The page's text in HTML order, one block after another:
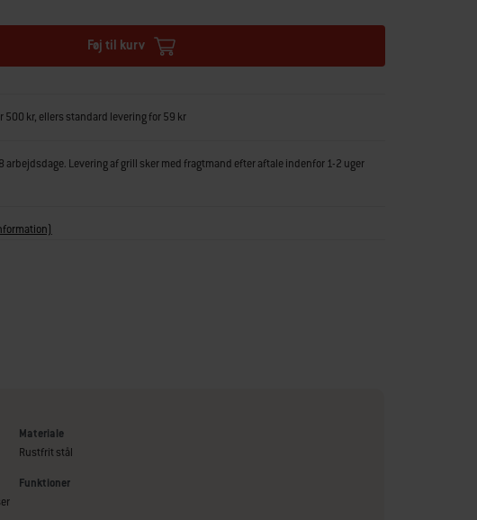
Føj til kurv
500 kr, ellers standard levering for 59 kr
arbejdsdage. Levering af grill sker med fragtmand efter aftale indenfor 1-2 uger
Materiale
Rustfrit stål
Funktioner